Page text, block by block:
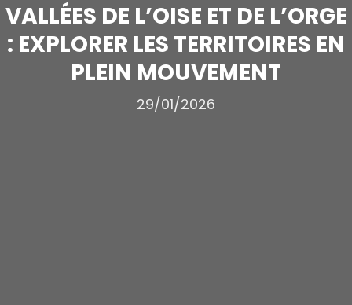
VALLÉES DE L’OISE ET DE L’ORGE
: EXPLORER LES TERRITOIRES EN
PLEIN MOUVEMENT
29/01/2026